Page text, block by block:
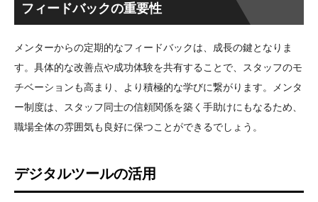
フィードバックの重要性
メンターからの定期的なフィードバックは、成長の鍵となりま
す。具体的な改善点や成功体験を共有することで、スタッフのモ
チベーションも高まり、より積極的な学びに繋がります。メンタ
ー制度は、スタッフ同士の信頼関係を築く手助けにもなるため、
職場全体の雰囲気も良好に保つことができるでしょう。
デジタルツールの活用